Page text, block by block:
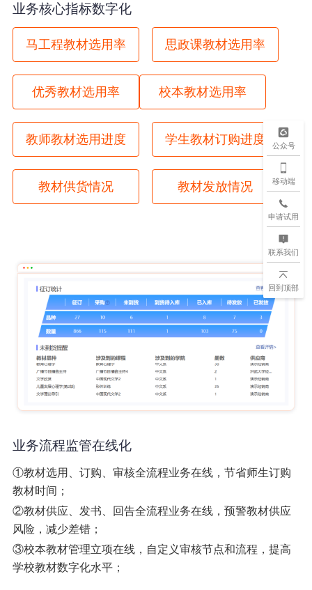
公众号
移动端
申请试用
联系我们
回到顶部
业务核心指标数字化
马工程教材选用率 思政课教材选用率
优秀教材选用率 校本教材选用率
教师教材选用进度 学生教材订购进度
教材供货情况 教材发放情况
业务流程监管在线化
①教材选用、订购、审核全流程业务在线，节省师生订购
教材时间；
②教材供应、发书、回告全流程业务在线，预警教材供应
风险，减少差错；
③校本教材管理立项在线，自定义审核节点和流程，提高
学校教材数字化水平；